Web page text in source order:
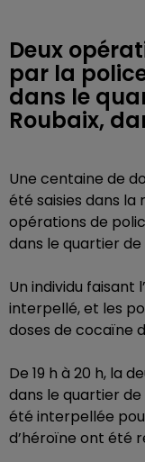
Deux
par la
dans le
Roubaix,
Une centaine de
été saisies dans
opérations de
dans le quartier
Un individu faisant
interpellé, et les
doses de cocaïne
De 19 h à 20 h, la
dans le quartier de
été interpellée
d’héroïne ont été